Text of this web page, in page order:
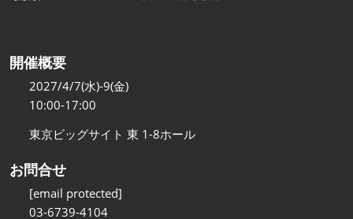
開催概要
2027/4/7(水)-9(金)
10:00-17:00
東京ビッグサイト 東 1-8ホール
お問合せ
[email protected]
03-6739-4104